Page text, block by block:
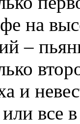
на
–
и
или все